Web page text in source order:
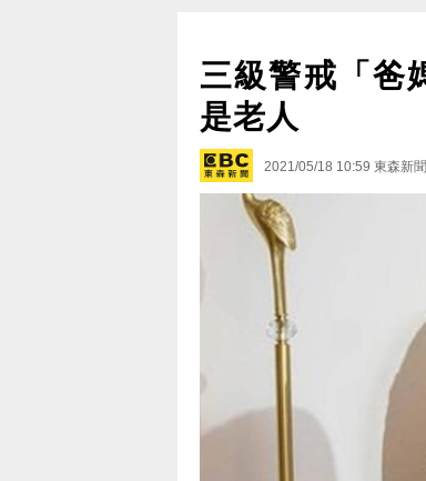
三級警戒「爸
是老人
2021/05/18 10:59 東森新聞